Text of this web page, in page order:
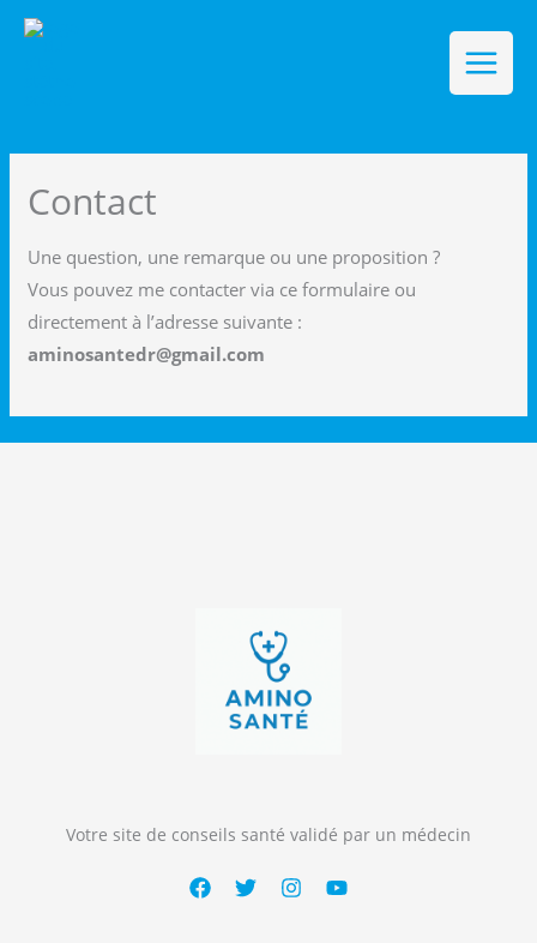
Aller
Main
Contact
Une question, une remarque ou une proposition ?
Vous pouvez me contacter via ce formulaire ou
directement à l’adresse suivante :
aminosantedr@gmail.com
Votre site de conseils santé validé par un médecin